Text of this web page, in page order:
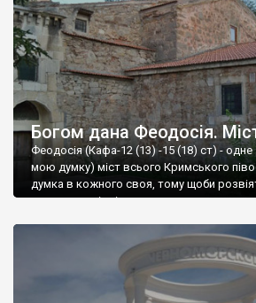
Богом дана Феодосія.
Феодосія (Кафа-12 (13) -15 (18) ст) - одне
мою думку) міст всього Кримського
думка в кожного своя, тому щоби
запрошую відвідати це